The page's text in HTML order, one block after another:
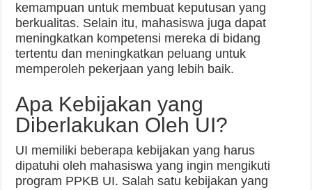
kemampuan untuk membuat keputusan yang
berkualitas. Selain itu, mahasiswa juga dapat
meningkatkan kompetensi mereka di bidang
tertentu dan meningkatkan peluang untuk
memperoleh pekerjaan yang lebih baik.
Apa Kebijakan yang
Diberlakukan Oleh UI?
UI memiliki beberapa kebijakan yang harus
dipatuhi oleh mahasiswa yang ingin mengikuti
program PPKB UI. Salah satu kebijakan yang